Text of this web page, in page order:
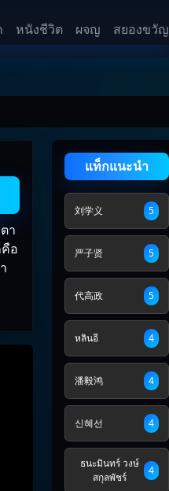
หนังชีวิต ผจญ สยองขวัญ
า
อ
แท็กแนะนำ
刘学义 5
严子贤 5
代高政 5
หลินอี 4
潘毅鸿 4
신혜선 4
ธนะมินทร์ วงษ์
สกุลพัชร์
4